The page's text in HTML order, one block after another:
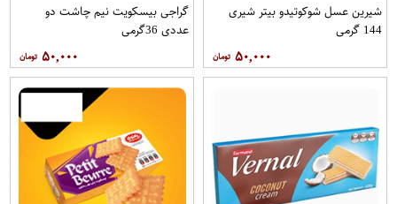
شیرین عسل شوکوتیدو بیتر شیری
144 گرمی
۵۰,۰۰۰
گراجی بیسکویت نیم چاشت دو
عددی 36گرمی
۵۰,۰۰۰